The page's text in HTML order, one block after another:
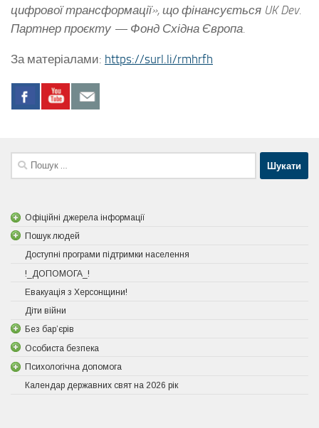
цифрової трансформації», що фінансується UK Dev.
Партнер проєкту — Фонд Східна Європа.
За матеріалами: https://surl.li/rmhrfh
Пошук:
Офіційні джерела інформації
Пошук людей
Доступні програми підтримки населення
!_ДОПОМОГА_!
Евакуація з Херсонщини!
Діти війни
Без бар’єрів
Особиста безпека
Психологічна допомога
Календар державних свят на 2026 рік